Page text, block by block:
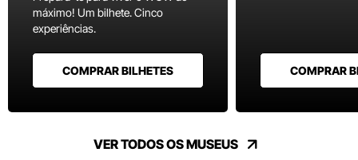
máximo! Um bilhete. Cinco
experiências.
COMPRAR BILHETES COMPRAR
VER TODOS OS MUSEUS